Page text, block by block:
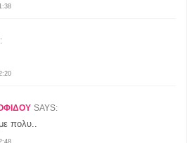
SAYS:
πολυ..